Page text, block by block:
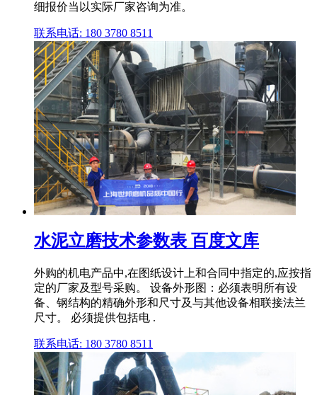
细报价当以实际厂家咨询为准。
联系电话: 180 3780 8511
水泥立磨技术参数表 百度文库
外购的机电产品中,在图纸设计上和合同中指定的,应按指
定的厂家及型号采购。 设备外形图：必须表明所有设
备、钢结构的精确外形和尺寸及与其他设备相联接法兰
尺寸。 必须提供包括电 .
联系电话: 180 3780 8511